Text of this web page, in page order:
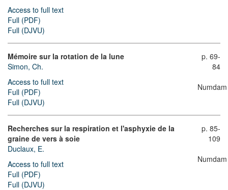
Access to full text
Full (PDF)
Full (DJVU)
Mémoire sur la rotation de la lune
Simon, Ch.
Access to full text
Full (PDF)
Full (DJVU)
p. 69-
84
Numdam
Recherches sur la respiration et l'asphyxie de la
graine de vers à soie
Duclaux, E.
Access to full text
Full (PDF)
Full (DJVU)
p. 85-
109
Numdam